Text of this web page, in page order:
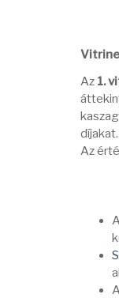
Az 1.
díjakat.
Az